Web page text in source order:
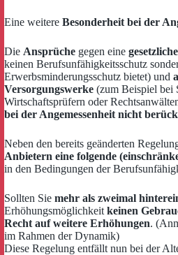
Eine weitere Besonderheit bei der
Die Ansprüche gegen eine
keinen Berufsunfähigkeitsschutz
Erwerbsminderungsschutz bietet) und
Versorgungswerke (zum Beispiel bei
Wirtschaftsprüfern oder
bei der Angemessenheit nicht
Neben den bereits geänderten
Anbietern eine folgende
in den Bedingungen der
Sollten Sie mehr als zweimal
Erhöhungsmöglichkeitkeinen
Recht auf weitere Erhöhungen.
im Rahmen der Dynamik)
Diese Regelung entfällt nun bei der